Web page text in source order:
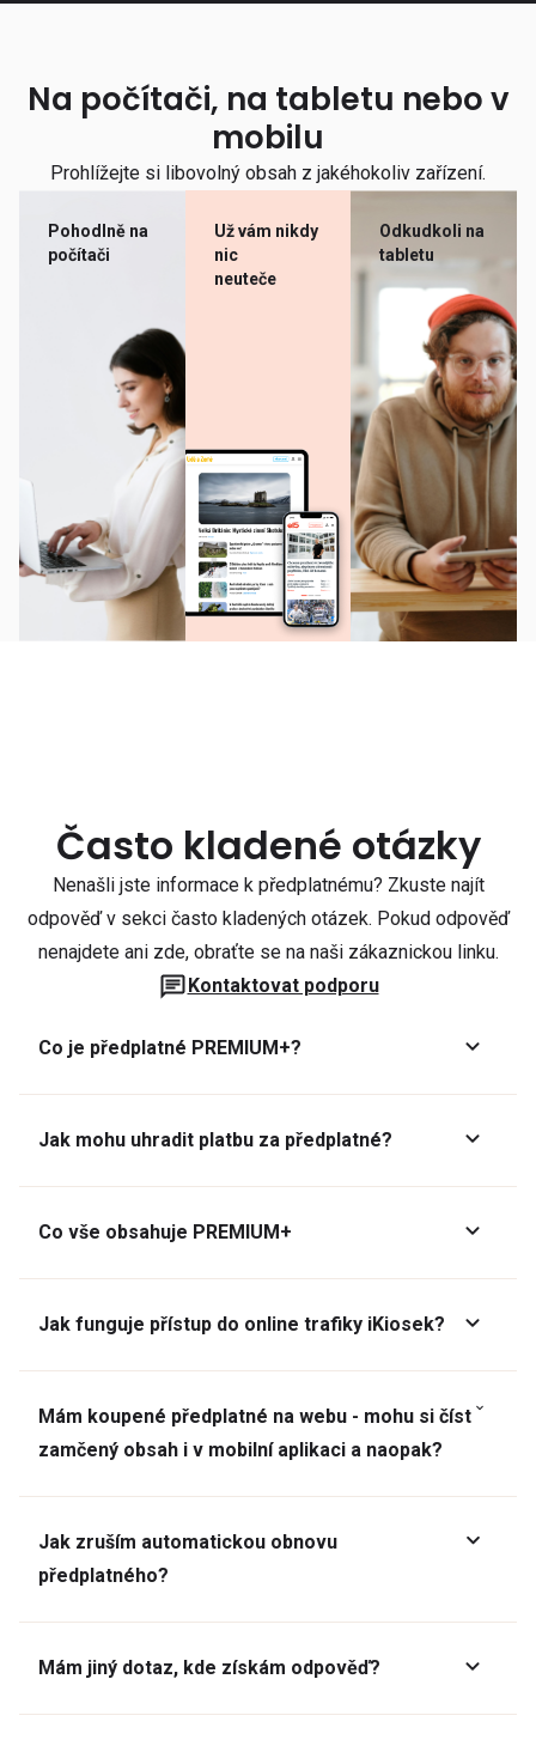
Na počítači, na tabletu nebo v
mobilu
Prohlížejte si libovolný obsah z jakéhokoliv zařízení.
Pohodlně na
počítači
Už vám nikdy
nic
neuteče
Odkudkoli na
tabletu
Často kladené otázky
Nenašli jste informace k předplatnému? Zkuste najít
odpověď v sekci často kladených otázek. Pokud odpověď
nenajdete ani zde, obraťte se na naši zákaznickou linku.
Kontaktovat podporu
Co je předplatné PREMIUM+?
Jak mohu uhradit platbu za předplatné?
Co vše obsahuje PREMIUM+
Jak funguje přístup do online trafiky iKiosek?
Mám koupené předplatné na webu - mohu si číst
zamčený obsah i v mobilní aplikaci a naopak?
Jak zruším automatickou obnovu
předplatného?
Mám jiný dotaz, kde získám odpověď?